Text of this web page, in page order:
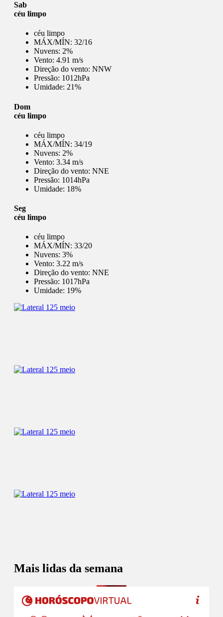
Sab
céu limpo
céu limpo
MÁX/MÍN: 32/16
Nuvens: 2%
Vento: 4.91 m/s
Direção do vento: NNW
Pressão: 1012hPa
Umidade: 21%
Dom
céu limpo
céu limpo
MÁX/MÍN: 34/19
Nuvens: 2%
Vento: 3.34 m/s
Direção do vento: NNE
Pressão: 1014hPa
Umidade: 18%
Seg
céu limpo
céu limpo
MÁX/MÍN: 33/20
Nuvens: 3%
Vento: 3.22 m/s
Direção do vento: NNE
Pressão: 1017hPa
Umidade: 19%
Mais lidas da semana